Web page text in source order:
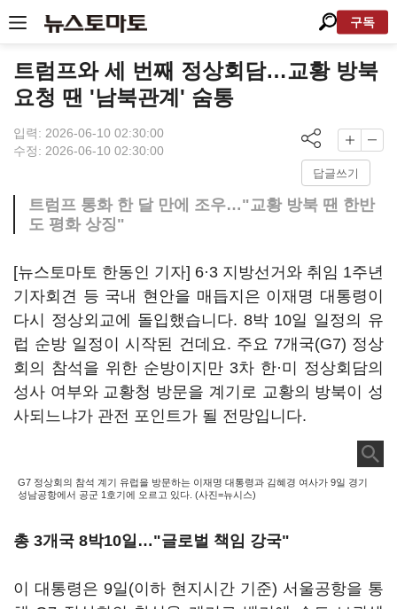
구독
트럼프와 세 번째 정상회담…교황 방북
요청 땐 '남북관계' 숨통
입력: 2026-06-10 02:30:00
수정: 2026-06-10 02:30:00
답글쓰기
트럼프 통화 한 달 만에 조우…"교황 방북 땐 한반
도 평화 상징"
[뉴스토마토 한동인 기자] 6·3 지방선거와 취임 1주년
기자회견 등 국내 현안을 매듭지은 이재명 대통령이
다시 정상외교에 돌입했습니다. 8박 10일 일정의 유
럽 순방 일정이 시작된 건데요. 주요 7개국(G7) 정상
회의 참석을 위한 순방이지만 3차 한·미 정상회담의
성사 여부와 교황청 방문을 계기로 교황의 방북이 성
사되느냐가 관전 포인트가 될 전망입니다.
G7 정상회의 참석 계기 유럽을 방문하는 이재명 대통령과 김혜경 여사가 9일 경기
성남공항에서 공군 1호기에 오르고 있다. (사진=뉴시스)
총 3개국 8박10일…"글로벌 책임 강국"
이 대통령은 9일(이하 현지시간 기준) 서울공항을 통